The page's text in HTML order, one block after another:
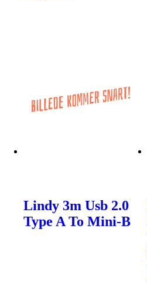
Lindy 3m Usb 2.0
Type A To Mini-B